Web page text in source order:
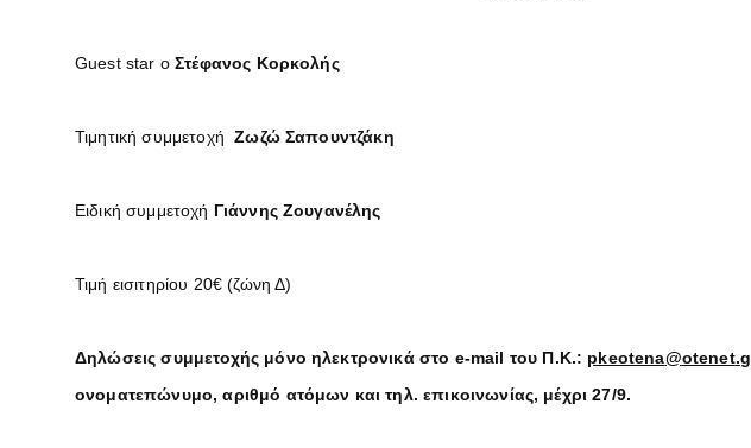
Guest star οΣτέφανος Κορκολής
Τιμητική συμμετοχήΖωζώ Σαπουντζάκη
Ειδική συμμετοχή Γιάννης Ζουγανέλης
Τιμή εισιτηρίου 20€ (ζώνη Δ)
Δηλώσεις συμμετοχής μόνο ηλεκτρονικά στο e-mail του Π.Κ.: pkeotena@otenet.
ονοματεπώνυμο, αριθμό ατόμων και τηλ. επικοινωνίας, μέχρι 27/9.